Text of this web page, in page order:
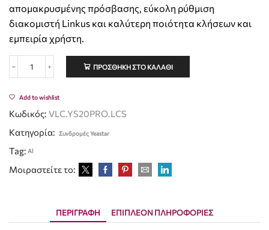
απομακρυσμένης πρόσβασης, εύκολη ρύθμιση
διακομιστή Linkus και καλύτερη ποιότητα κλήσεων και
εμπειρία χρήστη.
ΠΡΟΣΘΉΚΗ ΣΤΟ ΚΑΛΆΘΙ
Add to wishlist
Κωδικός: VLC.YS20PRO.LCS
Κατηγορία: Συνδρομές Yeastar
Tag: Al
Μοιραστείτε το:
ΠΕΡΙΓΡΑΦΉ ΕΠΙΠΛΈΟΝ ΠΛΗΡΟΦΟΡΊΕΣ